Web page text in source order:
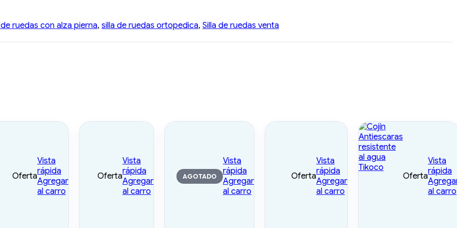
ruedas con alza pierna, silla de ruedas ortopedica, Silla de ruedas venta
Oferta
Vista
rápida
Agregar
al carro
Oferta
Vista
rápida
Agregar
al carro
AGOTADO
Vista
rápida
Agregar
al carro
Oferta
Vista
rápida
Agregar
al carro
Oferta
Vista
rápida
al carro